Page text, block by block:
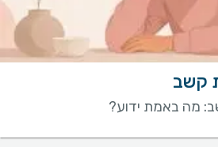
קשב
מה באמת ידוע?